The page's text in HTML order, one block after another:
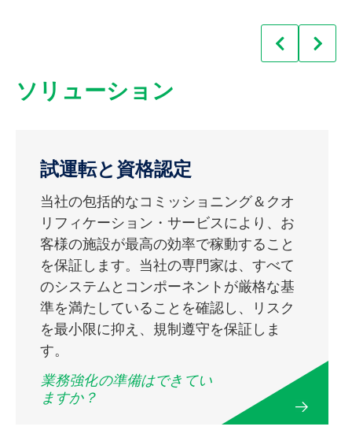
ント、PMによる解
性の欠如
プロスペクティ
ブ・プランニング
過剰な商品コスト
とオペレーション
資産管理とサプラ
イチェーン・プロ
グラム開発
運転中の安全事象
システム安全リス
クアセスメント、
プロセスマッピン
グ、役割計画、
のないプロセス
複数サイトのハー
実性
のバランス
データインテグリ
ティに関する観察
強固なデータ管理
戦略
自動化されたシス
テムの陳腐化、持
続可能性、コンプ
ライアンス
包括的なデータフ
レームワーク
ベンダー、スター
電子検証ライフサ
イクル管理ソリュ
ソリューション
試運転と資格認定
当社の包括的なコミッショニング＆クオ
リフィケーション・サービスにより、お
客様の施設が最高の効率で稼動すること
を保証します。当社の専門家は、すべて
のシステムとコンポーネントが厳格な基
準を満たしていることを確認し、リスク
を最小限に抑え、規制遵守を保証しま
す。
業務強化の準備はできてい
ますか？